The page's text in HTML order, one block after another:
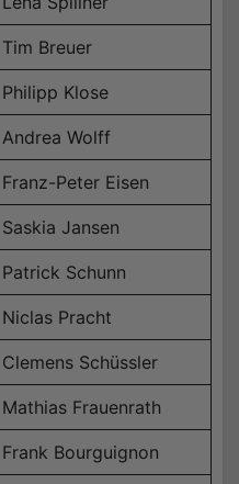
Tim Breuer
Philipp Klose
Andrea Wolff
Franz-Peter Eisen
Saskia Jansen
Patrick Schunn
Niclas Pracht
Clemens Schüssler
Mathias Frauenrath
Frank Bourguignon